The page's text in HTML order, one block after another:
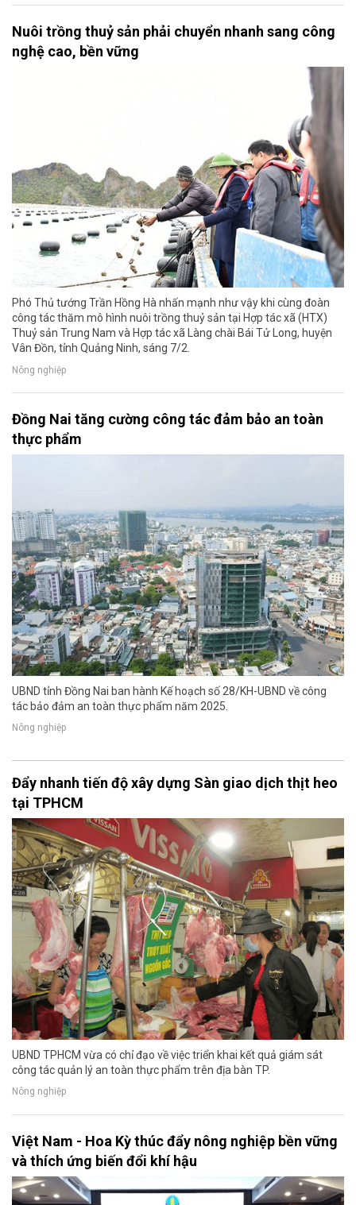
Nuôi trồng thuỷ sản phải chuyển nhanh sang công
nghệ cao, bền vững
Phó Thủ tướng Trần Hồng Hà nhấn mạnh như vậy khi cùng đoàn
công tác thăm mô hình nuôi trồng thuỷ sản tại Hợp tác xã (HTX)
Thuỷ sản Trung Nam và Hợp tác xã Làng chài Bái Tử Long, huyện
Vân Đồn, tỉnh Quảng Ninh, sáng 7/2.
Nông nghiệp
Đồng Nai tăng cường công tác đảm bảo an toàn
thực phẩm
UBND tỉnh Đồng Nai ban hành Kế hoạch số 28/KH-UBND về công
tác bảo đảm an toàn thực phẩm năm 2025.
Nông nghiệp
Đẩy nhanh tiến độ xây dựng Sàn giao dịch thịt heo
tại TPHCM
UBND TPHCM vừa có chỉ đạo về việc triển khai kết quả giám sát
công tác quản lý an toàn thực phẩm trên địa bàn TP.
Nông nghiệp
Việt Nam - Hoa Kỳ thúc đẩy nông nghiệp bền vững
và thích ứng biến đổi khí hậu